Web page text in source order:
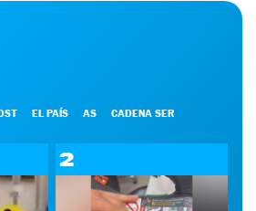
EL PAÍS AS CADENA SER
2